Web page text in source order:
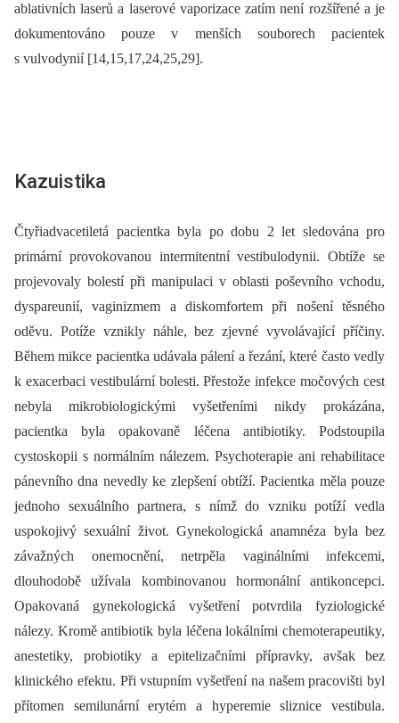
ablativních laserů a laserové vaporizace zatím není rozšířené a je
dokumentováno pouze v menších souborech pacientek
s vulvodynií [14,15,17,24,25,29].
Kazuistika
Čtyřiadvacetiletá pacientka byla po dobu 2 let sledována pro
primární provokovanou intermitentní vestibulodynii. Obtíže se
projevovaly bolestí při manipulaci v oblasti poševního vchodu,
dyspareunií, vaginizmem a diskomfortem při nošení těsného
oděvu. Potíže vznikly náhle, bez zjevné vyvolávající příčiny.
Během mikce pacientka udávala pálení a řezání, které často vedly
k exacerbaci vestibulární bolesti. Přestože infekce močových cest
nebyla mikrobiologickými vyšetřeními nikdy prokázána,
pacientka byla opakovaně léčena antibiotiky. Podstoupila
cystoskopii s normálním nálezem. Psychoterapie ani rehabilitace
pánevního dna nevedly ke zlepšení obtíží. Pacientka měla pouze
jednoho sexuálního partnera, s nímž do vzniku potíží vedla
uspokojivý sexuální život. Gynekologická anamnéza byla bez
závažných onemocnění, netrpěla vaginálními infekcemi,
dlouhodobě užívala kombinovanou hormonální antikoncepci.
Opakovaná gynekologická vyšetření potvrdila fyziologické
nálezy. Kromě antibiotik byla léčena lokálními chemoterapeutiky,
anestetiky, probiotiky a epitelizačními přípravky, avšak bez
klinického efektu. Při vstupním vyšetření na našem pracovišti byl
přítomen semilunární erytém a hyperemie sliznice vestibula.